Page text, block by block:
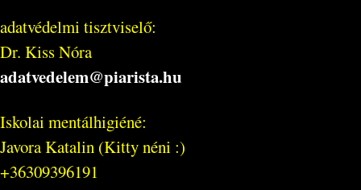
adatvédelmi tisztviselő:
Dr. Kiss Nóra
adatvedelem@piarista.hu
Iskolai mentálhigiéné:
Javora Katalin (Kitty néni :)
+36309396191